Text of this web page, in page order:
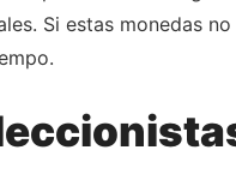
Si estas monedas